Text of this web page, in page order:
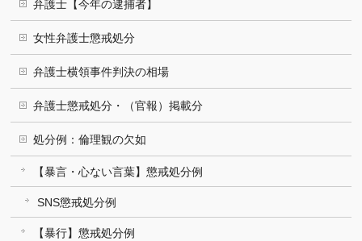
弁護士【今年の逮捕者】
女性弁護士懲戒処分
弁護士横領事件判決の相場
弁護士懲戒処分・（官報）掲載分
処分例：倫理観の欠如
【暴言・心ない言葉】懲戒処分例
SNS懲戒処分例
【暴行】懲戒処分例